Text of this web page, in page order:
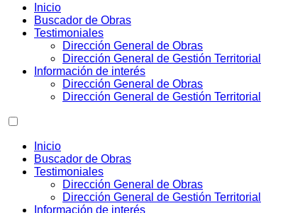
Inicio
Buscador de Obras
Testimoniales
Dirección General de Obras
Dirección General de Gestión Territorial
Información de interés
Dirección General de Obras
Dirección General de Gestión Territorial
Inicio
Buscador de Obras
Testimoniales
Dirección General de Obras
Dirección General de Gestión Territorial
Información de interés